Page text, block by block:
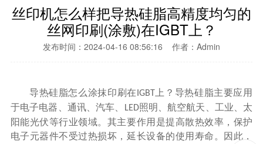
丝印机怎么样把导热硅脂高精度均匀的
丝网印刷(涂敷)在IGBT上？
发布时间：2024-04-16 08:56:16 作者：Admin
导热硅脂怎么涂抹印刷在 IGBT 上？导热硅脂主要应用
于电子电器、通讯、汽车、
LED照明、航空航天、工业、太
阳能光伏等行业领域。其主要作用是提高散热效率，保护
电子元器件不受过热损坏，延长设备的使用寿命。因此，